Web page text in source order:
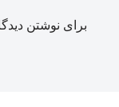
برای نوشتن